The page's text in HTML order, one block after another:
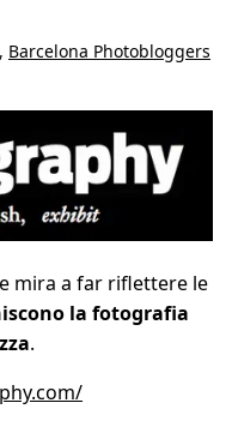
, Barcelona Photobloggers
mira a far riflettere le
la fotografia
.